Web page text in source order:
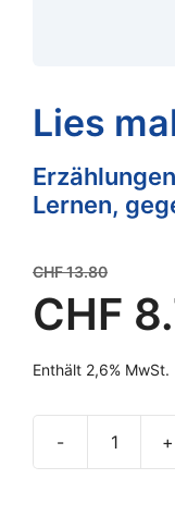
Lies
Lernen,
CHF13.80
war:
CHF
Preis
ist:
CHF 8.70.
Enthält 2,6% MwSt.
- +